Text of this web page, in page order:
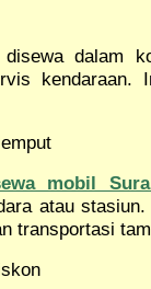
dalam
kendaraan.
mobil
atau
transportasi